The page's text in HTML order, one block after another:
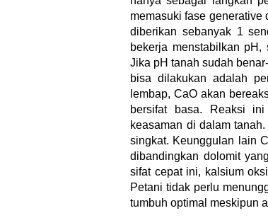
memasuki fase
diberikan sebanyak 1
bekerja menstabilkan
Jika pH tanah sudah
bisa dilakukan adalah
lembap, CaO akan
bersifat basa. Reaksi
keasaman di dalam
singkat. Keunggulan lain
dibandingkan dolomit
sifat cepat ini, kalsium
Petani tidak perlu
tumbuh optimal meskipun